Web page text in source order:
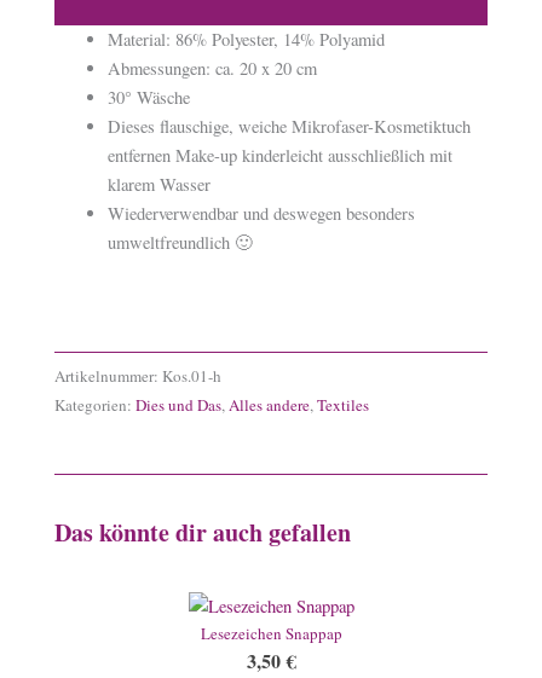
Material: 86% Polyester, 14% Polyamid
Abmessungen: ca. 20 x 20 cm
30° Wäsche
Dieses flauschige, weiche Mikrofaser-Kosmetiktuch
entfernen Make-up kinderleicht ausschließlich mit
klarem Wasser
Wiederverwendbar und deswegen besonders
umweltfreundlich 🙂
Artikelnummer: Kos.01-h
Kategorien: Dies und Das, Alles andere, Textiles
Das könnte dir auch gefallen
Lesezeichen Snappap
3,50€